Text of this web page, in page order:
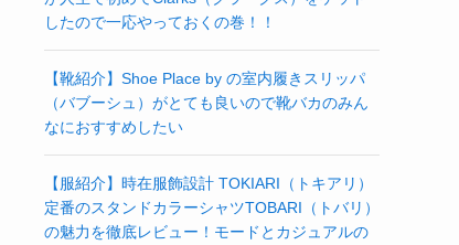
したので一応やっておくの巻！！
【靴紹介】Shoe Place by の室内履きスリッパ
（バブーシュ）がとても良いので靴バカのみん
なにおすすめしたい
【服紹介】時在服飾設計 TOKIARI（トキアリ）
定番のスタンドカラーシャツTOBARI（トバリ）
の魅力を徹底レビュー！モードとカジュアルの